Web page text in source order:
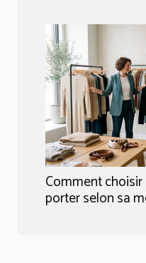
Comment
porter selon sa